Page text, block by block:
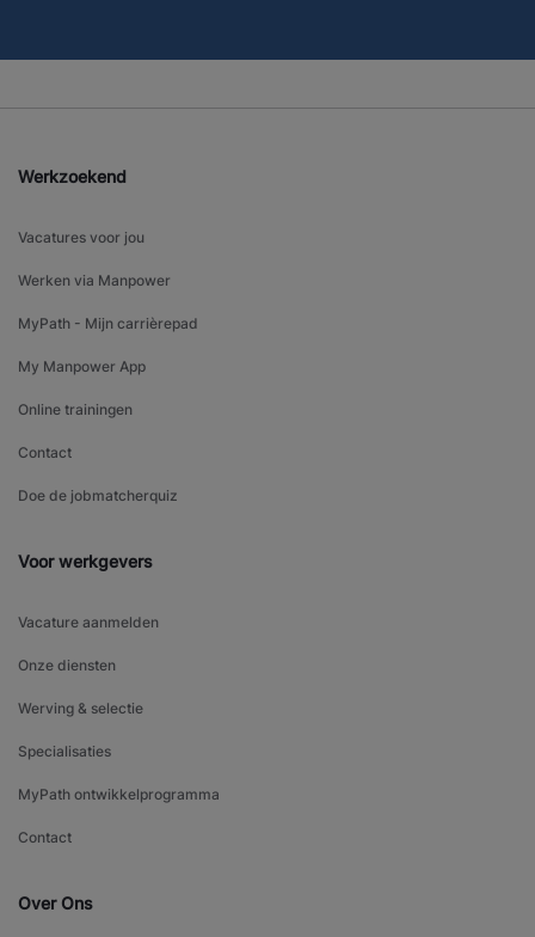
Werkzoekend
Vacatures voor jou
Werken via Manpower
MyPath - Mijn carrièrepad
My Manpower App
Online trainingen
Contact
Doe de jobmatcherquiz
Voor werkgevers
Vacature aanmelden
Onze diensten
Werving & selectie
Specialisaties
MyPath ontwikkelprogramma
Contact
Over Ons